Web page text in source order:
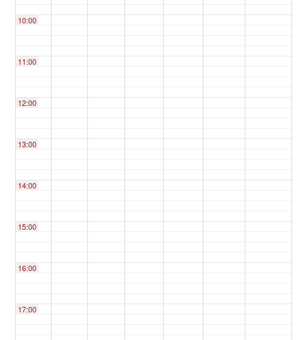
10:00
11:00
12:00
13:00
14:00
15:00
16:00
17:00